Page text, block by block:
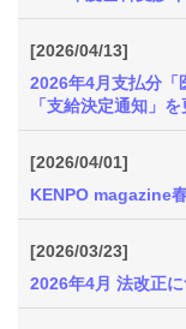
[2026/04/13]
2026年4月支払分「
「支給決定通知」
[2026/04/01]
KENPO magazine
[2026/03/23]
2026年4月 法改正